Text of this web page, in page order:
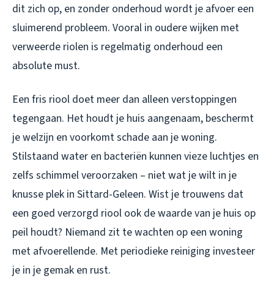
dit zich op, en zonder onderhoud wordt je afvoer een
sluimerend probleem. Vooral in oudere wijken met
verweerde riolen is regelmatig onderhoud een
absolute must.
Een fris riool doet meer dan alleen verstoppingen
tegengaan. Het houdt je huis aangenaam, beschermt
je welzijn en voorkomt schade aan je woning.
Stilstaand water en bacteriën kunnen vieze luchtjes en
zelfs schimmel veroorzaken – niet wat je wilt in je
knusse plek in Sittard-Geleen. Wist je trouwens dat
een goed verzorgd riool ook de waarde van je huis op
peil houdt? Niemand zit te wachten op een woning
met afvoerellende. Met periodieke reiniging investeer
je in je gemak en rust.